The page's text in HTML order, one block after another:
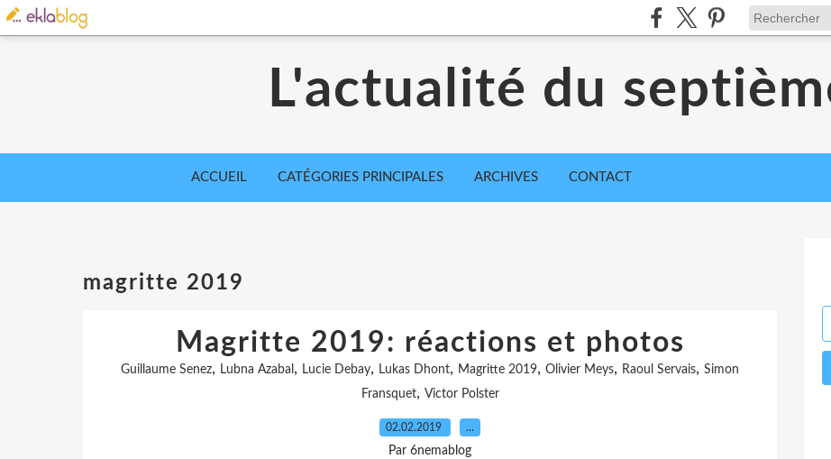
L'actualité du
ACCUEIL CATÉGORIES PRINCIPALES ARCHIVES CONTACT
magritte 2019
Magritte 2019: réactions et photos
Guillaume Senez, Lubna Azabal , Lucie Debay, Lukas Dhont, Magritte 2019, Olivier Meys, Raoul Servais, Simon
Fransquet, Victor Polster
02.02.2019 …
Par 6nemablog